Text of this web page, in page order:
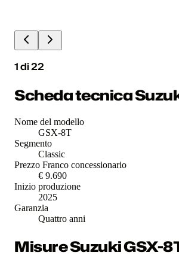
1di22
Scheda tecnica
Nome del modello
GSX-8T
Segmento
Classic
Prezzo Franco concessionario
€ 9.690
Inizio produzione
2025
Garanzia
Quattro anni
Misure Suzuki GSX-